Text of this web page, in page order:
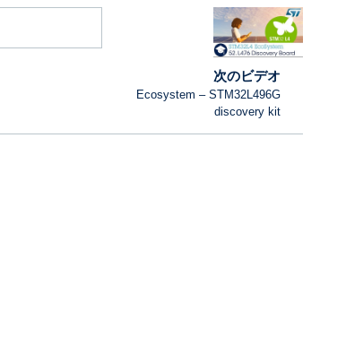
次のビデオ
Ecosystem – STM32L496G
discovery kit